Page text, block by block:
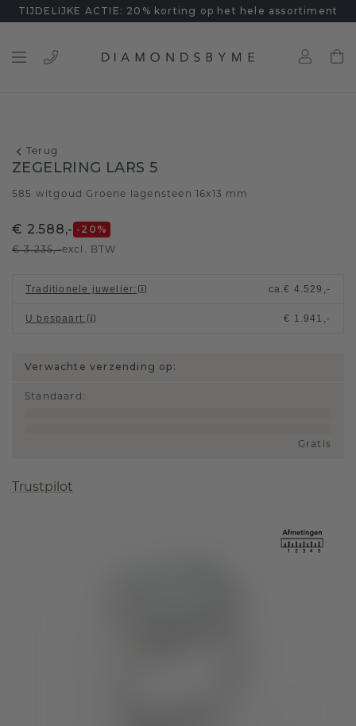
TIJDELIJKE ACTIE: 20% korting op het hele assortiment
Terug
ZEGELRING LARS 5
585 witgoud /Groene lagensteen 16x13 mm
€ 2.588,- -20 %
€ 3.235,-excl. BTW
Traditionele juwelier: ca.€ 4.529,-
U bespaart: € 1.941,-
Verwachte verzending op:
Standaard :
Gratis
Trustpilot